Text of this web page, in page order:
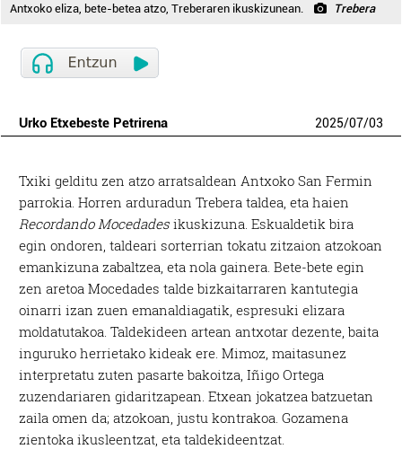
Antxoko eliza, bete-betea atzo, Treberaren ikuskizunean. Trebera
Urko Etxebeste Petrirena 2025/07/03
Txiki gelditu zen atzo arratsaldean Antxoko San Fermin
parrokia. Horren arduradun Trebera taldea, eta haien
Recordando Mocedades ikuskizuna. Eskualdetik bira
egin ondoren, taldeari sorterrian tokatu zitzaion atzokoan
emankizuna zabaltzea, eta nola gainera. Bete-bete egin
zen aretoa Mocedades talde bizkaitarraren kantutegia
oinarri izan zuen emanaldiagatik, espresuki elizara
moldatutakoa. Taldekideen artean antxotar dezente, baita
inguruko herrietako kideak ere. Mimoz, maitasunez
interpretatu zuten pasarte bakoitza, Iñigo Ortega
zuzendariaren gidaritzapean. Etxean jokatzea batzuetan
zaila omen da; atzokoan, justu kontrakoa. Gozamena
zientoka ikusleentzat, eta taldekideentzat.